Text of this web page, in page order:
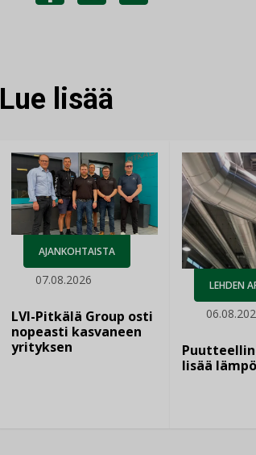
Lue lisää
AJANKOHTAISTA
07.08.2026
LVI-Pitkälä Group osti
nopeasti kasvaneen
yrityksen
LEHDEN
lisää